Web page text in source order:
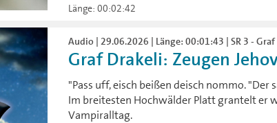
Länge: 00:02:42
Audio | 29.06.2026 | Länge: 00:01:43 | SR 3 -
Graf Drakeli: Zeugen
"Pass uff, eisch beißen deisch nommo.
Im breitesten Hochwälder Platt grantelt er
Vampiralltag.